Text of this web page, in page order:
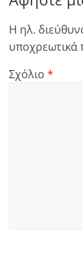
Η ηλ.
υποχρεωτικά
Σχόλιο*